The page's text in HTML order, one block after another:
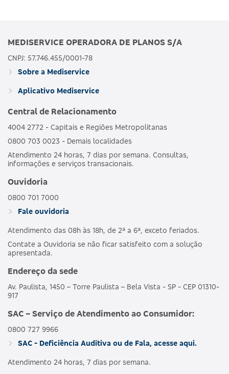
MEDISERVICE OPERADORA DE PLANOS S/A
CNPJ: 57.746.455/0001-78
Sobre a Mediservice
Aplicativo Mediservice
Central de Relacionamento
4004 2772 - Capitais e Regiões Metropolitanas
0800 703 0023 - Demais localidades
Atendimento 24 horas, 7 dias por semana. Consultas,
informações e serviços transacionais.
Ouvidoria
0800 701 7000
Fale ouvidoria
Atendimento das 08h às 18h, de 2ª a 6ª, exceto feriados.
Contate a Ouvidoria se não ficar satisfeito com a solução
apresentada.
Endereço da sede
Av. Paulista, 1450 – Torre Paulista – Bela Vista - SP - CEP 01310-
917
SAC – Serviço de Atendimento ao Consumidor:
0800 727 9966
SAC - Deficiência Auditiva ou de Fala, acesse aqui.
Atendimento 24 horas, 7 dias por semana.